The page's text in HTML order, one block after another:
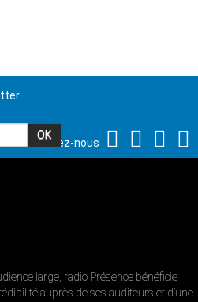
Suivez-nous
large, radio Présence bénéficie
auprès de ses auditeurs et d’une